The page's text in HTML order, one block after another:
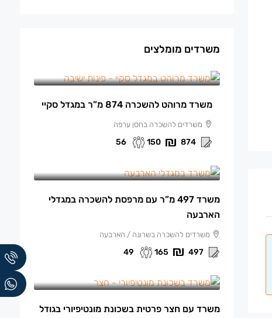
משרדים מומלצים
משרד מרוהט להשכרה 874 מ”ר במגדל סקיי
משרדים להשכרה בחסן ערפה
874
150
56
משרד 497 מ”ר עם מרפסת להשכרה במגדלי
הארבעה
משרדים להשכרה בשרונה / הארבעה
497
165
49
משרד עם חצר פרטית בשכונת מונטיפיורי בגודל